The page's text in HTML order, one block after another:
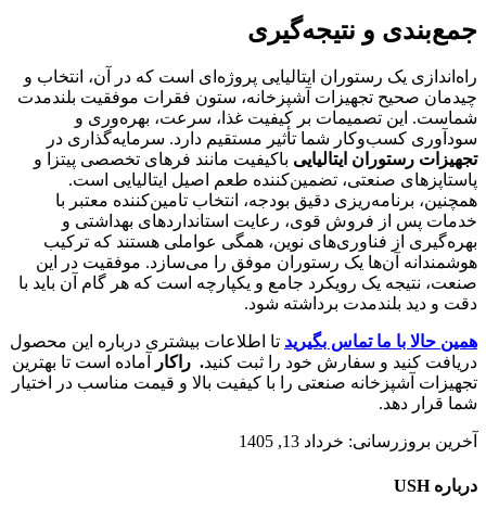
جمع‌بندی و نتیجه‌گیری
راه‌اندازی یک رستوران ایتالیایی پروژه‌ای است که در آن، انتخاب و
چیدمان صحیح تجهیزات آشپزخانه، ستون فقرات موفقیت بلندمدت
شماست. این تصمیمات بر کیفیت غذا، سرعت، بهره‌وری و
سودآوری کسب‌وکار شما تأثیر مستقیم دارد. سرمایه‌گذاری در
تجهیزات رستوران ایتالیایی باکیفیت مانند فرهای تخصصی پیتزا و
پاستاپزهای صنعتی، تضمین‌کننده طعم اصیل ایتالیایی است.
همچنین، برنامه‌ریزی دقیق بودجه، انتخاب تامین‌کننده معتبر با
خدمات پس از فروش قوی، رعایت استانداردهای بهداشتی و
بهره‌گیری از فناوری‌های نوین، همگی عواملی هستند که ترکیب
هوشمندانه آن‌ها یک رستوران موفق را می‌سازد. موفقیت در این
صنعت، نتیجه یک رویکرد جامع و یکپارچه است که هر گام آن باید با
دقت و دید بلندمدت برداشته شود.
همین حالا با ما تماس بگیرید تا اطلاعات بیشتری درباره این محصول
دریافت کنید و سفارش خود را ثبت کنید. راکار
آماده است تا بهترین
تجهیزات آشپزخانه صنعتی را با کیفیت بالا و قیمت مناسب در اختیار
شما قرار دهد.
آخرین بروزرسانی: خرداد 13, 1405
درباره USH